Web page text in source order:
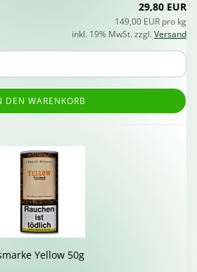
29,80 EUR
149,00 EUR pro kg
inkl. 19% MwSt. zzgl.Versand
DEN WARENKORB
Yellow 50g